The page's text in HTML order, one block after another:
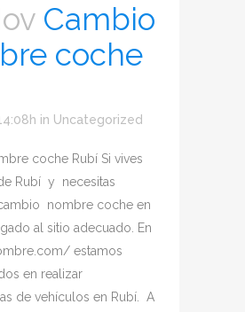
Cambio
coche
in Uncategorized
coche Rubí Si vives
Rubí y necesitas
nombre coche en
al sitio adecuado. En
estamos
en realizar
de vehículos en Rubí. A